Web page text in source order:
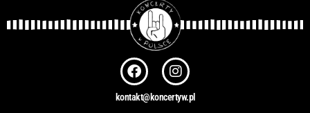
F
a
c
e
I
n
s
t
kontakt@koncertyw.pl